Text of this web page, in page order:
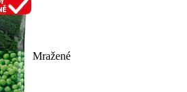
Mražené